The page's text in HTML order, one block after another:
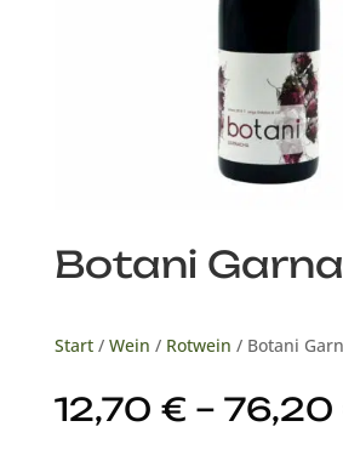
Botani
Start/ Wein / Rotwein / Botani
12,70 € – 76,20